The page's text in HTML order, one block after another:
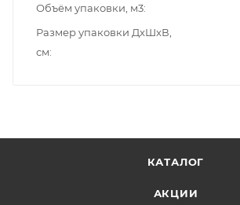
Объём упаковки, м3
Размер упаковки ДxШxВ,
см
КАТАЛОГ
АКЦИИ